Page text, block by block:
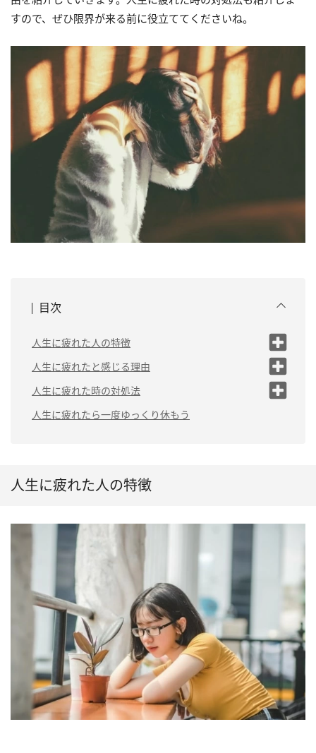
すので、ぜひ限界が来る前に役立ててくださいね。
目次
人生に疲れた人の特徴
（1）完璧主義
（2）過剰に周りの目を気に
する
（3）思い込みが激しい
人生に疲れたと感じる理由
（1）努力を認めてもらえない
から
（2）誰にも感謝されない
人生に疲れた時の対処法
（1）心身共に休息を
取る
要
人生に疲れたら一度ゆっくり休もう
人生に疲れた人の特徴